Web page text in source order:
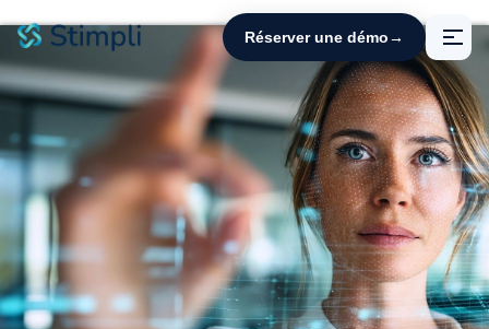
Panneau de gestion des cookies
Réserver une démo→